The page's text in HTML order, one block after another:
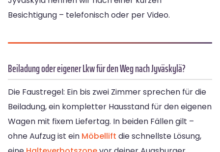
Besichtigung – telefonisch oder per Video.
Beiladung oder eigener Lkw für den Weg nach Jyväskylä?
Die Faustregel: Ein bis zwei Zimmer sprechen für die
Beiladung, ein kompletter Hausstand für den eigenen
Wagen mit fixem Liefertag. In beiden Fällen gilt –
ohne Aufzug ist ein Möbellift die schnellste Lösung,